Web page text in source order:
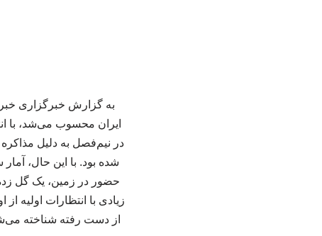
به گزارش خبرگزاری
ایران محسوب می‌شد، با
در نیم‌فصل به دلیل
زیادی با انتظارات
از دست رفته شناخته